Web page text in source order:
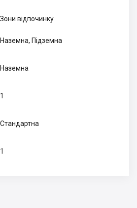
Зони відпочинку
Наземна, Підземна
Наземна
1
Стандартна
1